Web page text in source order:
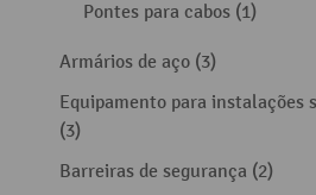
Pontes para cabos (1)
Armários de aço (3)
Equipamento para instalações
(3)
Barreiras de segurança (2)